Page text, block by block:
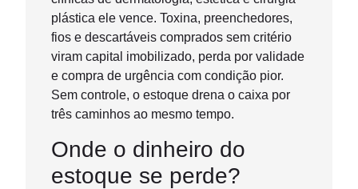
plástica ele vence. Toxina, preenchedores,
fios e descartáveis comprados sem critério
viram capital imobilizado, perda por validade
e compra de urgência com condição pior.
Sem controle, o estoque drena o caixa por
três caminhos ao mesmo tempo.
Onde o dinheiro do
estoque se perde?